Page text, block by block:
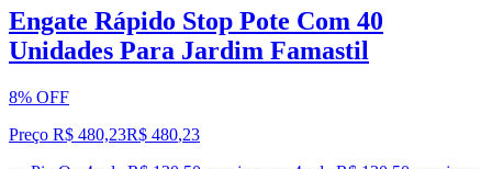
Engate Rápido Stop Pote Com 40
Unidades Para Jardim Famastil
8% OFF
Preço R$ 480,23R$ 480,23